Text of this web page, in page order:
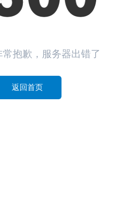
常抱歉，服务器出错了
返回首页